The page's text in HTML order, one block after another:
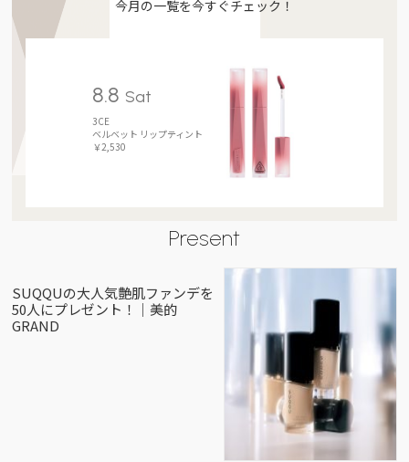
今月の一覧を今すぐチェック！
8.8 Sat
3CE
ベルベット リップティント
￥2,530
Present
SUQQUの大人気艶肌ファンデを
50人にプレゼント！｜美的
GRAND